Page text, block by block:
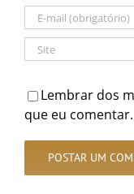
Lembrar dos
que eu comentar.